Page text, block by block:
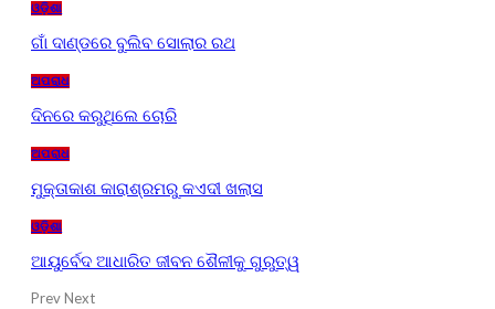
ଓଡ଼ିଶା
ଗାଁ ଦାଣ୍ଡରେ ବୁଲିବ ସୋଲାର ରଥ
ଅପରାଧ
ଦିନରେ କରୁଥିଲେ ଚୋରି
ଅପରାଧ
ମୁକ୍ତାକାଶ କାରାଶ୍ରମରୁ କଏଦୀ ଖଲାସ
ଓଡ଼ିଶା
ଆୟୁର୍ବେଦ ଆଧାରିତ ଜୀବନ ଶୈଳୀକୁ ଗୁରୁତ୍ୱ
PrevNext